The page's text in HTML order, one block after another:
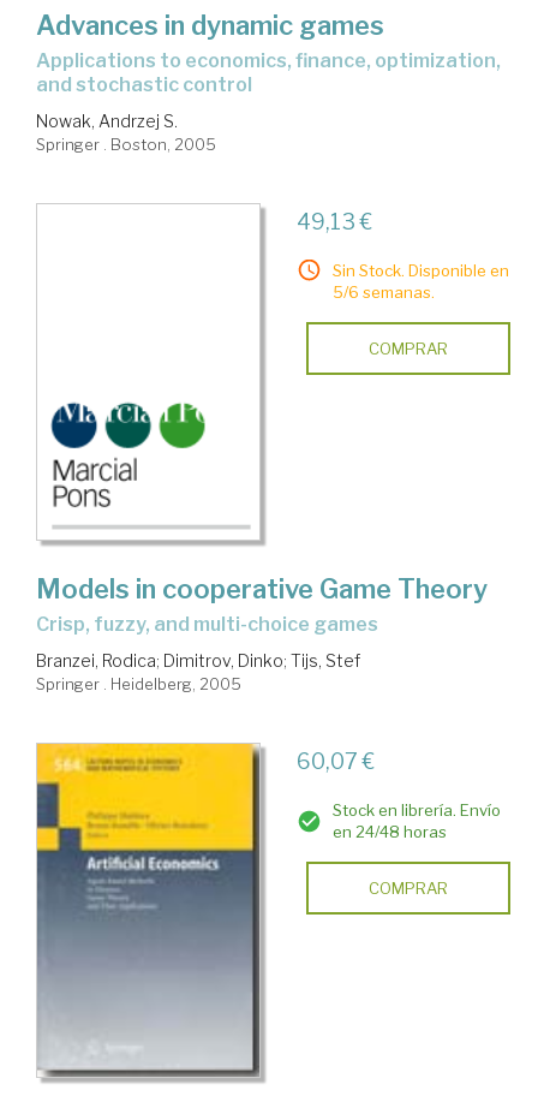
Advances in dynamic games
applications to economics, finance, optimization,
and stochastic control
Nowak, Andrzej S.
Springer . Boston, 2005
49,13 €
Sin Stock. Disponible en
5/6 semanas.
COMPRAR
Models in cooperative Game Theory
crisp, fuzzy, and multi-choice games
Branzei, Rodica; Dimitrov, Dinko; Tijs, Stef
Springer . Heidelberg, 2005
60,07 €
Stock en librería. Envío
en 24/48 horas
COMPRAR